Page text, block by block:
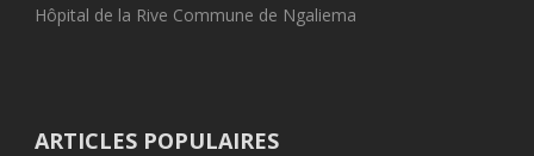
Hôpital de la Rive Commune de Ngaliema
ARTICLES POPULAIRES